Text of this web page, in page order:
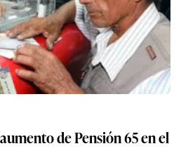
de Pensión 65 en el